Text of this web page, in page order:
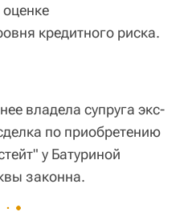
кредитного риска.
владела супруга экс-
по приобретению
у Батуриной
законна.